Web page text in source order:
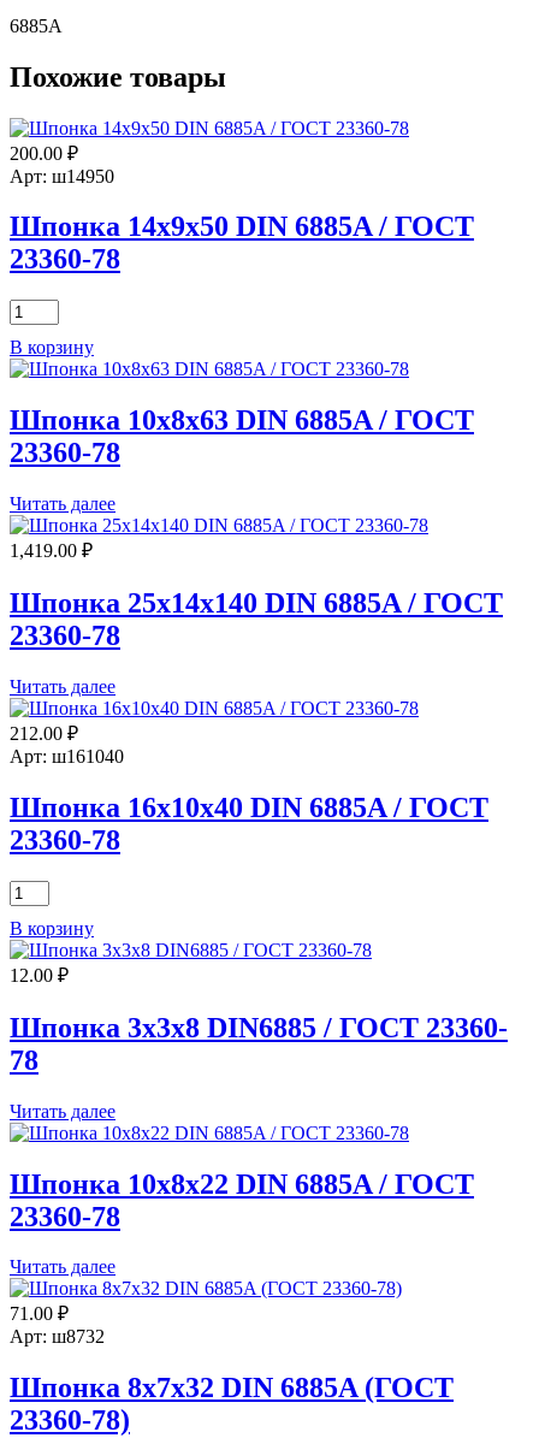
6885А
Похожие товары
200.00 ₽
Арт: ш14950
Шпонка 14х9х50 DIN 6885A / ГОСТ
23360-78
Количество
товара
Шпонка
14х9х50
6885A
/
ГОСТ
78
В корзину
Шпонка 10х8х63 DIN 6885A / ГОСТ
23360-78
Читать далее
1,419.00 ₽
Шпонка 25х14х140 DIN 6885A / ГОСТ
23360-78
Читать далее
212.00 ₽
Арт: ш161040
Шпонка 16х10х40 DIN 6885A / ГОСТ
23360-78
Количество
товара
Шпонка
16х10х40
DIN
/
ГОСТ
23360-
В корзину
12.00 ₽
Шпонка 3х3х8 DIN6885 / ГОСТ 23360-
78
Читать далее
Шпонка 10х8х22 DIN 6885A / ГОСТ
23360-78
Читать далее
71.00 ₽
Арт: ш8732
Шпонка 8х7х32 DIN 6885A (ГОСТ
23360-78)